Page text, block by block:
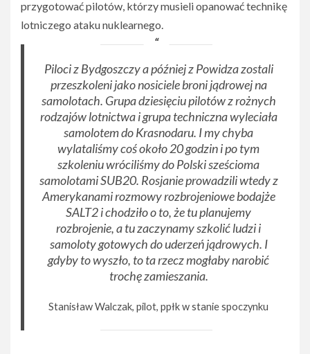
przygotować pilotów, którzy musieli opanować technikę
lotniczego ataku nuklearnego.
Piloci z Bydgoszczy a później z Powidza zostali
przeszkoleni jako nosiciele broni jądrowej na
samolotach. Grupa dziesięciu pilotów z rożnych
rodzajów lotnictwa i grupa techniczna wyleciała
samolotem do Krasnodaru. I my chyba
wylataliśmy coś około 20 godzin i po tym
szkoleniu wróciliśmy do Polski sześcioma
samolotami SUB20. Rosjanie prowadzili wtedy z
Amerykanami rozmowy rozbrojeniowe bodajże
SALT2 i chodziło o to, że tu planujemy
rozbrojenie, a tu zaczynamy szkolić ludzi i
samoloty gotowych do uderzeń jądrowych. I
gdyby to wyszło, to ta rzecz mogłaby narobić
trochę zamieszania.
Stanisław Walczak, pilot, ppłk w stanie spoczynku